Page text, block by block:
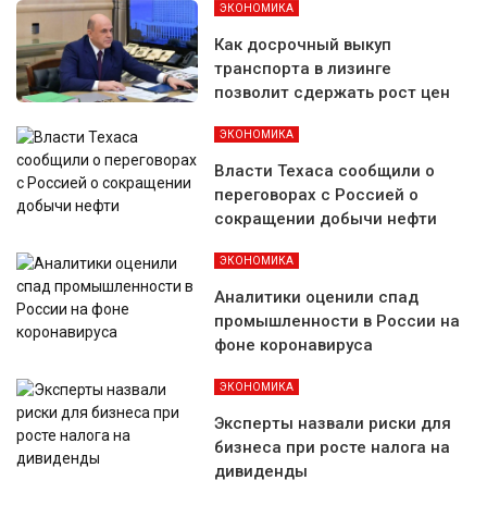
ЭКОНОМИКА
Как досрочный выкуп
транспорта в лизинге
позволит сдержать рост цен
ЭКОНОМИКА
Власти Техаса сообщили о
переговорах с Россией о
сокращении добычи нефти
ЭКОНОМИКА
Аналитики оценили спад
промышленности в России на
фоне коронавируса
ЭКОНОМИКА
Эксперты назвали риски для
бизнеса при росте налога на
дивиденды